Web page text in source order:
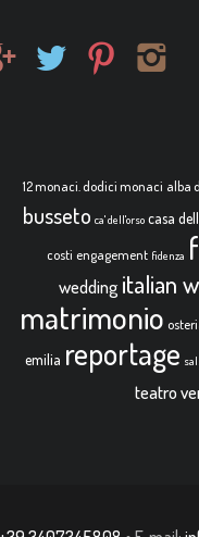
12 monaci. dodici monaci alba
busseto ca' dell'orso casa
costi engagement fidenza
wedding italian
matrimonio
emilia reportage
teatro